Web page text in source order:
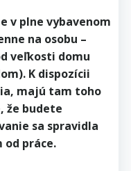
v plne vybavenom
na osobu –
veľkosti domu
K dispozícii
majú tam toho
že budete
sa spravidla
od práce.